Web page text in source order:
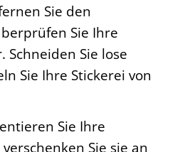
Sie den
Sie Ihre
Schneiden Sie lose
Sie Ihre Stickerei von
Sie Ihre
Sie sie an